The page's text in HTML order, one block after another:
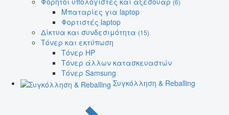
(6)
Μπαταρίες για laptop
Φορτιστές laptop
Δίκτυα και συνδεσιμότητα (15)
Τόνερ και εκτύπωση
Τόνερ HP
Τόνερ άλλων κατασκευαστών
Τόνερ Samsung
Συγκόλληση & Reballing